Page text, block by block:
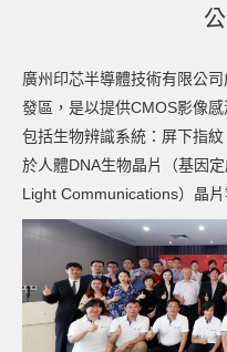
廣州印芯半導體技術有限公
發區，是以提供CMOS影像
包括生物辨識系統：屏下指
於人體DNA生物晶片（基因
Light Communications）晶